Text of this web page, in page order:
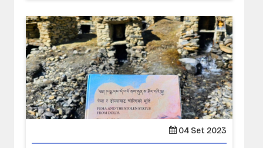
04 Set 2023